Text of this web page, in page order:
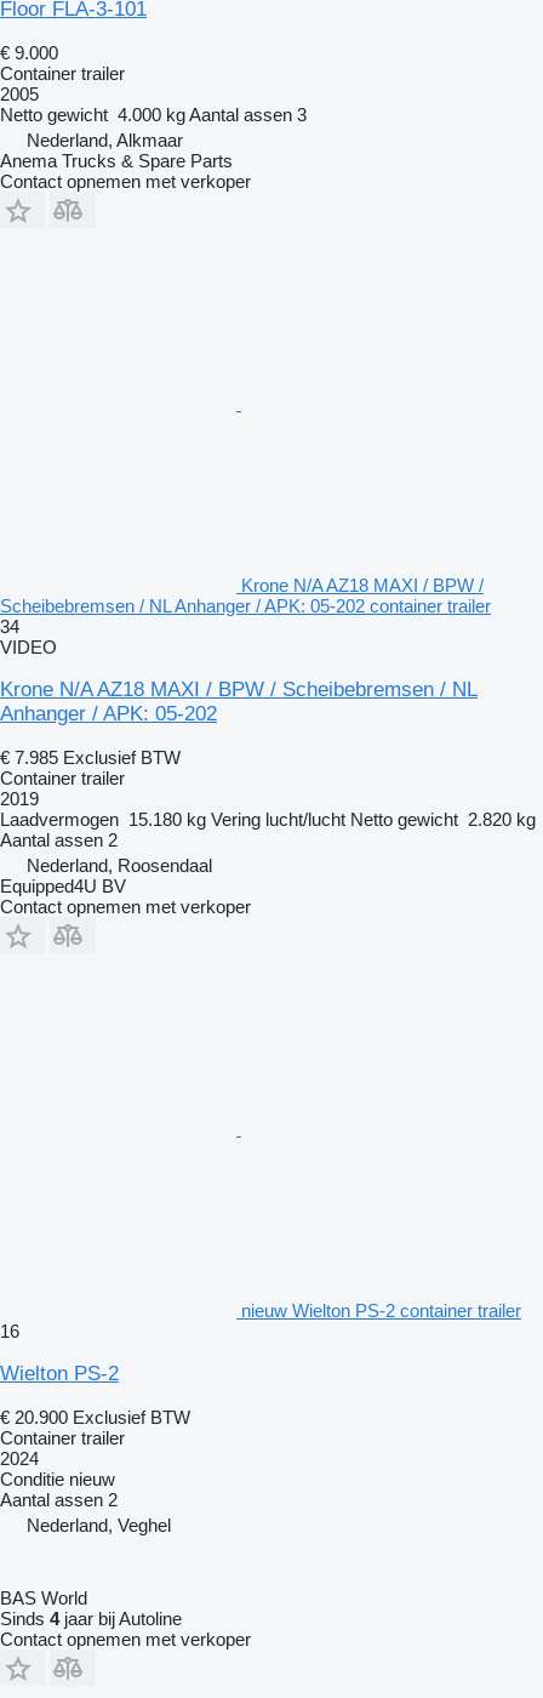
Floor FLA-3-101
€ 9.000
Container trailer
2005
Netto gewicht 4.000 kgAantal assen 3
Nederland, Alkmaar
Anema Trucks & Spare Parts
Contact opnemen met verkoper
Krone N/A AZ18 MAXI / BPW /
Scheibebremsen / NL Anhanger / APK: 05-202 container trailer
34
VIDEO
Krone N/A AZ18 MAXI / BPW / Scheibebremsen / NL
Anhanger / APK: 05-202
€ 7.985 Exclusief BTW
Container trailer
2019
Laadvermogen 15.180 kg Vering lucht/lucht Netto gewicht 2.820 kg
Aantal assen 2
Nederland, Roosendaal
Equipped4U BV
Contact opnemen met verkoper
nieuw Wielton PS-2 container trailer
16
Wielton PS-2
€ 20.900 Exclusief BTW
Container trailer
2024
Conditie nieuw
Aantal assen 2
Nederland, Veghel
BAS World
Sinds 4jaar bij Autoline
Contact opnemen met verkoper